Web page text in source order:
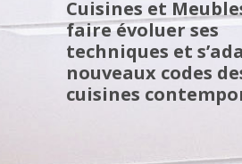
Cuisines et
faire évoluer ses
techniques et
nouveaux codes
cuisines